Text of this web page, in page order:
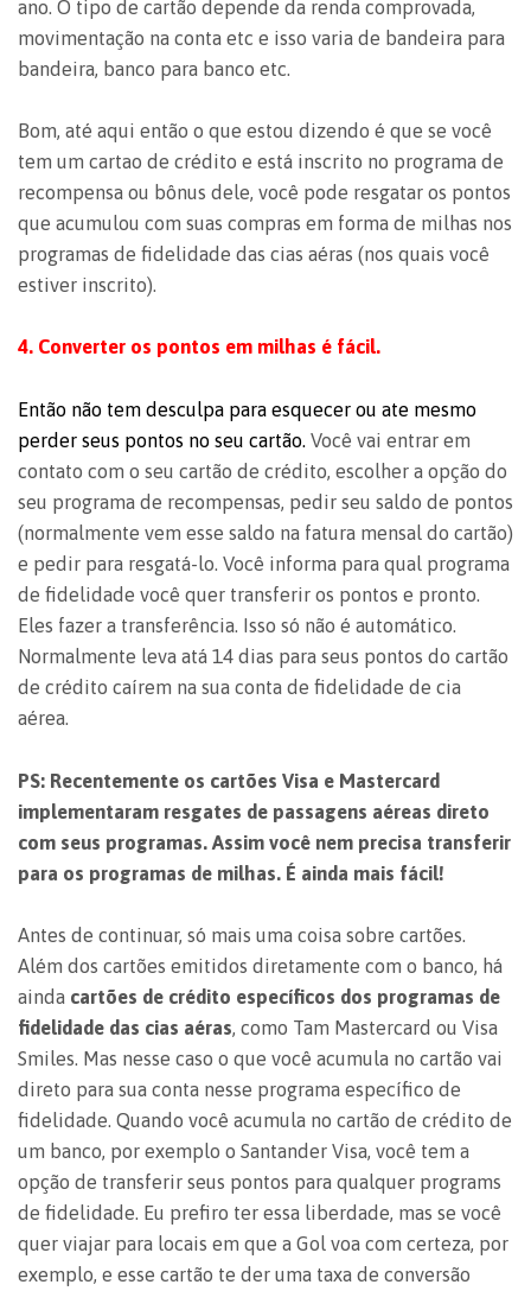
ano. O tipo de cartão depende da renda comprovada,
movimentação na conta etc e isso varia de bandeira para
bandeira, banco para banco etc.
Bom, até aqui então o que estou dizendo é que se você
tem um cartao de crédito e está inscrito no programa de
recompensa ou bônus dele, você pode resgatar os pontos
que acumulou com suas compras em forma de milhas nos
programas de fidelidade das cias aéras (nos quais você
estiver inscrito).
4. Converter os pontos em milhas é fácil.
Então não tem desculpa para esquecer ou ate mesmo
perder seus pontos no seu cartão. Você vai entrar em
contato com o seu cartão de crédito, escolher a opção do
seu programa de recompensas, pedir seu saldo de pontos
(normalmente vem esse saldo na fatura mensal do cartão)
e pedir para resgatá-lo. Você informa para qual programa
de fidelidade você quer transferir os pontos e pronto.
Eles fazer a transferência. Isso só não é automático.
Normalmente leva atá 14 dias para seus pontos do cartão
de crédito caírem na sua conta de fidelidade de cia
aérea.
PS: Recentemente os cartões Visa e Mastercard
implementaram resgates de passagens aéreas direto
com seus programas. Assim você nem precisa transferir
para os programas de milhas. É ainda mais fácil!
Antes de continuar, só mais uma coisa sobre cartões.
Além dos cartões emitidos diretamente com o banco, há
ainda cartões de crédito específicos dos programas de
fidelidade das cias aéras, como Tam Mastercard ou Visa
Smiles. Mas nesse caso o que você acumula no cartão vai
direto para sua conta nesse programa específico de
fidelidade. Quando você acumula no cartão de crédito de
um banco, por exemplo o Santander Visa, você tem a
opção de transferir seus pontos para qualquer programs
de fidelidade. Eu prefiro ter essa liberdade, mas se você
quer viajar para locais em que a Gol voa com certeza, por
exemplo, e esse cartão te der uma taxa de conversão